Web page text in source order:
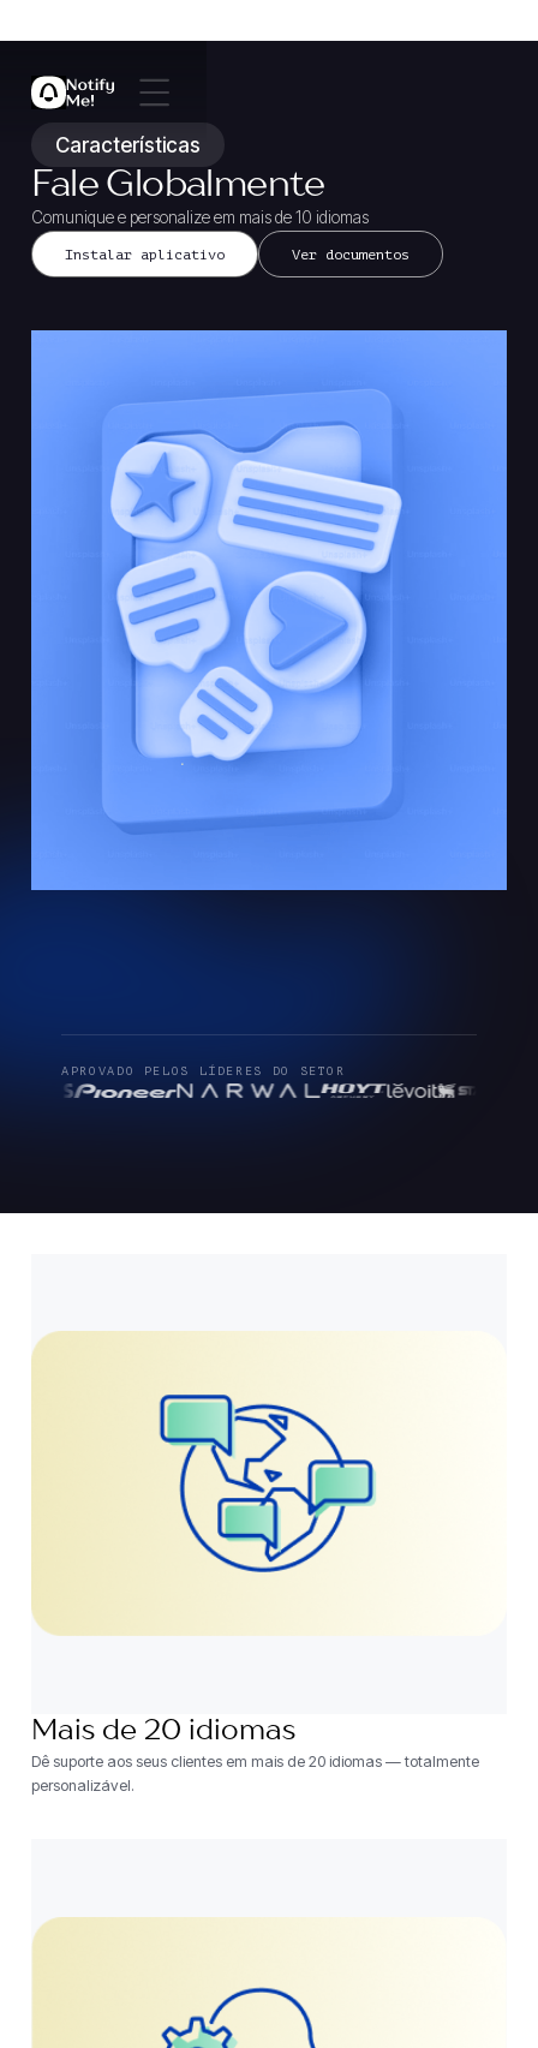
Características
Fale Globalmente
Comunique e personalize em mais de 10 idiomas
Instalar aplicativo Ver documentos
APROVADO PELOS LÍDERES DO SETOR
Mais de 20 idiomas
Dê suporte aos seus clientes em mais de 20 idiomas — totalmente
personalizável.